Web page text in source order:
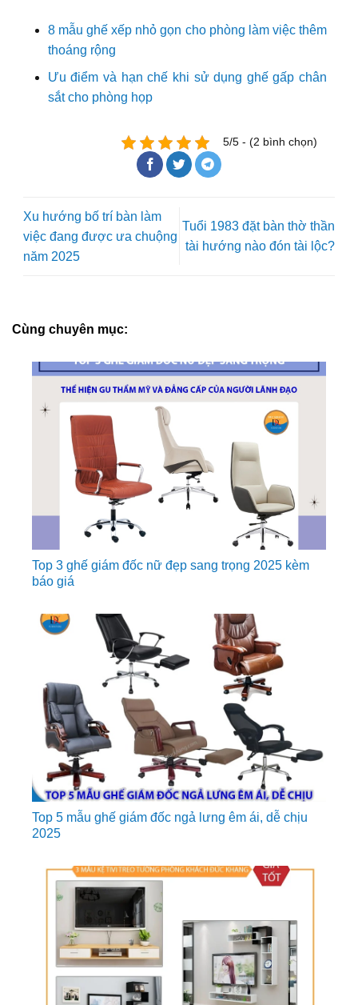
8 mẫu ghế xếp nhỏ gọn cho phòng làm việc thêm
thoáng rộng
Ưu điểm và hạn chế khi sử dụng ghế gấp chân
sắt cho phòng họp
5/5 - (2 bình chọn)
Xu hướng bố trí bàn làm
việc đang được ưa chuộng
năm 2025
Tuổi 1983 đặt bàn thờ thần
tài hướng nào đón tài lộc?
Cùng chuyên mục:
Top 3 ghế giám đốc nữ đẹp sang trọng 2025 kèm
báo giá
Top 5 mẫu ghế giám đốc ngả lưng êm ái, dễ chịu
2025